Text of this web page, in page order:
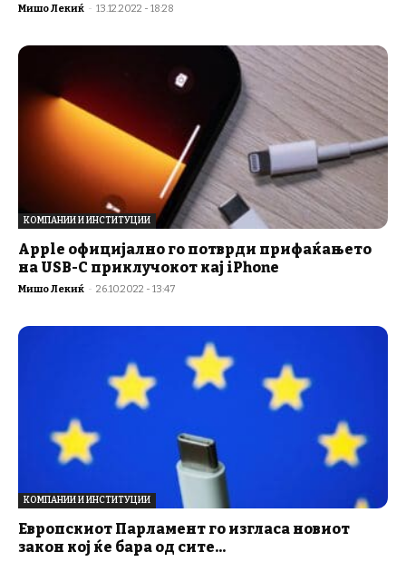
Мишо Лекиќ - 13.12.2022 - 18:28
КОМПАНИИ И ИНСТИТУЦИИ
Apple официјално го потврди прифаќањето
на USB-C приклучокот кај iPhone
Мишо Лекиќ - 26.10.2022 - 13:47
КОМПАНИИ И ИНСТИТУЦИИ
Европскиот Парламент го изгласа новиот
закон кој ќе бара од сите...